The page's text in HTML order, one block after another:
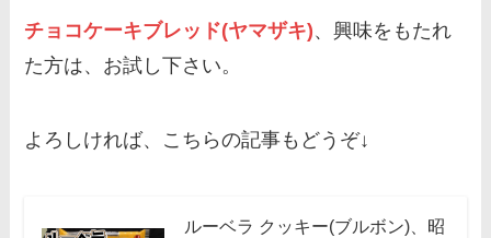
チョコケーキブレッド(ヤマザキ)、興味をもたれ
た方は、お試し下さい。
よろしければ、こちらの記事もどうぞ↓
ルーベラ クッキー(ブルボン)、昭